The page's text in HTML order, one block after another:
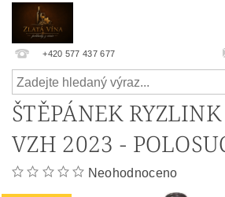
+420 577 437 677
ŠTĚPÁNEK
VZH 2023 -
Neohodnoceno